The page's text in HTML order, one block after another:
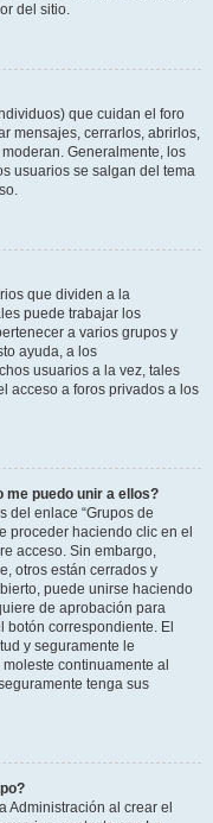
del sitio.
que cuidan el foro
mensajes, cerrarlos, abrirlos,
Generalmente, los
usuarios se salgan del tema
que dividen a la
puede trabajar los
a varios grupos y
ayuda, a los
usuarios a la vez, tales
acceso a foros privados a los
me puedo unir a ellos?
del enlace “Grupos de
proceder haciendo clic en el
acceso. Sin embargo,
otros están cerrados y
puede unirse haciendo
de aprobación para
correspondiente. El
y seguramente le
continuamente al
tenga sus
Administración al crear el